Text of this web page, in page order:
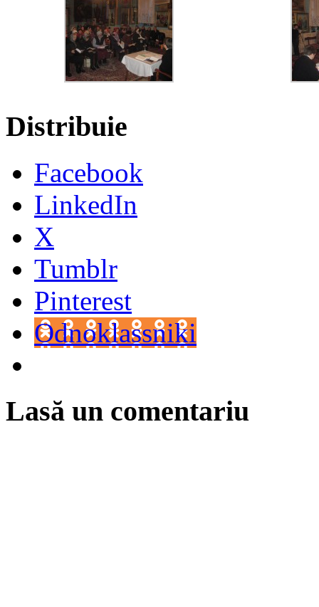
Distribuie
Facebook
LinkedIn
X
Tumblr
Pinterest
Odnoklassniki
Lasă un comentariu